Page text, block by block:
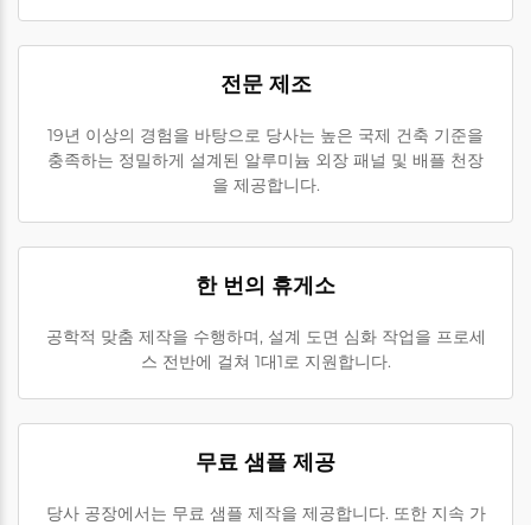
전문 제조
19년 이상의 경험을 바탕으로 당사는 높은 국제 건축 기준을
충족하는 정밀하게 설계된 알루미늄 외장 패널 및 배플 천장
을 제공합니다.
한 번의 휴게소
공학적 맞춤 제작을 수행하며, 설계 도면 심화 작업을 프로세
스 전반에 걸쳐 1대1로 지원합니다.
무료 샘플 제공
당사 공장에서는 무료 샘플 제작을 제공합니다. 또한 지속 가